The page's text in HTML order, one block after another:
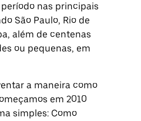
nas principais
São Paulo, Rio de
além de centenas
ou pequenas, em
a maneira como
em 2010
simples: Como